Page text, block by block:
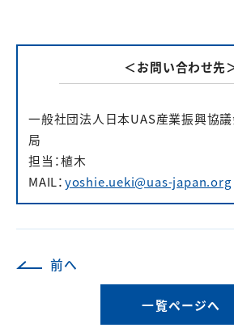
＜お問い合わせ先
一般社団法人日本UAS産業振興協議
局
担当：植木
MAIL：yoshie.ueki@uas-japan.org
前へ
一覧ページへ